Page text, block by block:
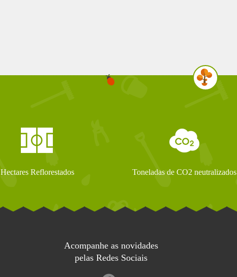
Hectares Reflorestados Toneladas de CO2 neutralizados
Acompanhe as novidades
pelas Redes Sociais